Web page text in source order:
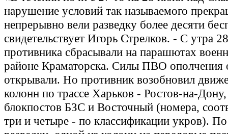
нарушение условий так называемого
непрерывно вели разведку более десяти
свидетельствует Игорь Стрелков. - С утра
противника сбрасывали на парашютах
районе Краматорска. Силы ПВО ополчения
открывали. Но противник возобновил
колонн по трассе Харьков - Ростов-на-
блокпостов БЗС и Восточный (номера,
три и четыре - по классификации укров).